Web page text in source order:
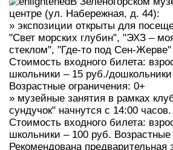
центре (ул. Набережная, д. 44):
» экспозиции открыты для
"Свет морских глубин", "ЭХЗ –
стеклом", "Где-то под Сен-Жерве"
Стоимость входного билета:
школьники – 15 руб./
Возрастные ограничения: 0+
» музейные занятия в рамках
сундучок" начнутся с 14:00 часов.
Стоимость входного билета:
школьники – 100 руб. Возрастные
Рекомендована предварительная